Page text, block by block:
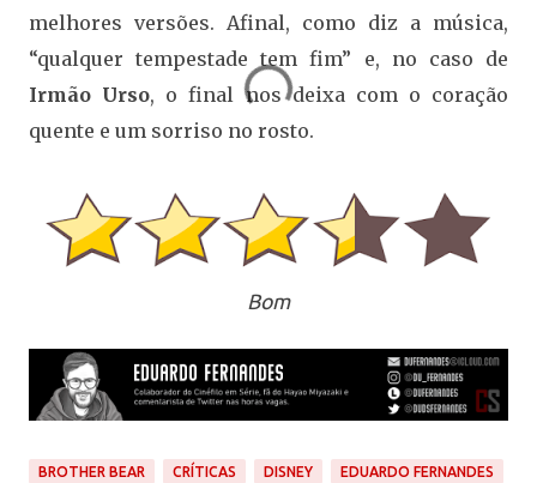
melhores versões. Afinal, como diz a música,
“qualquer tempestade tem fim” e, no caso de
Irmão Urso, o final nos deixa com o coração
quente e um sorriso no rosto.
Bom
BROTHER BEAR CRÍTICAS DISNEY EDUARDO FERNANDES